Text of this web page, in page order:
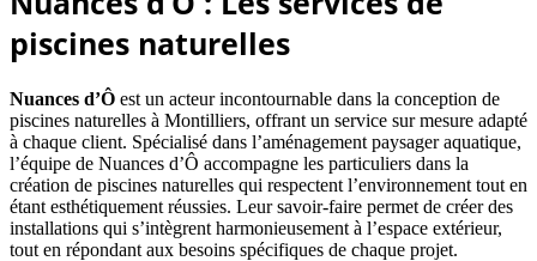
piscines naturelles
Nuances d’Ô est un acteur incontournable dans la conception de
piscines naturelles à Montilliers, offrant un service sur mesure adapté
à chaque client. Spécialisé dans l’aménagement paysager aquatique,
l’équipe de Nuances d’Ô accompagne les particuliers dans la
création de piscines naturelles qui respectent l’environnement tout en
étant esthétiquement réussies. Leur savoir-faire permet de créer des
installations qui s’intègrent harmonieusement à l’espace extérieur,
tout en répondant aux besoins spécifiques de chaque projet.